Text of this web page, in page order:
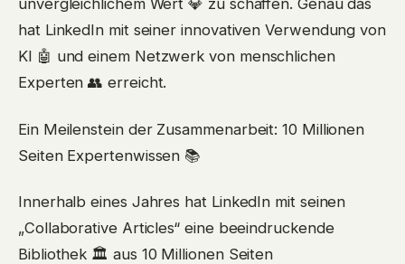
unvergleichlichem Wert 💎 zu schaffen. Genau das
hat LinkedIn mit seiner innovativen Verwendung von
KI 🤖 und einem Netzwerk von menschlichen
Experten 👥 erreicht.
Ein Meilenstein der Zusammenarbeit: 10 Millionen
Seiten Expertenwissen 📚
Innerhalb eines Jahres hat LinkedIn mit seinen
„Collaborative Articles“ eine beeindruckende
Bibliothek 🏛 aus 10 Millionen Seiten